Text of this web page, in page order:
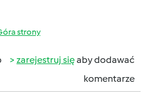
strony
zarejestruj sięaby dodawać
komentarze